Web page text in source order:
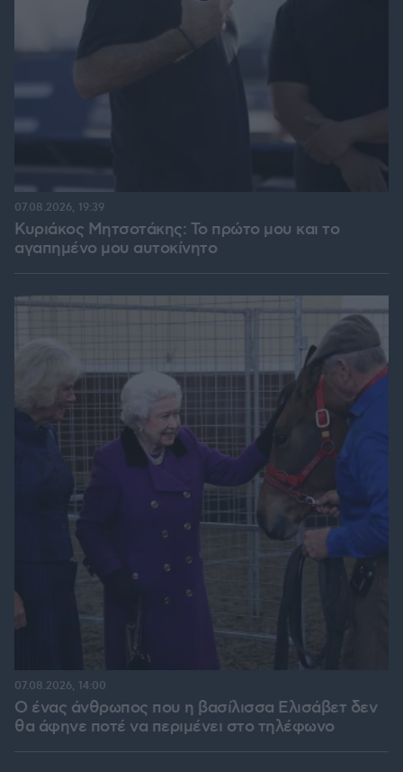
Κυριάκος Μητσοτάκης: Το πρώτο μου και το
αγαπημένο μου αυτοκίνητο
07.08.2026, 19:39
Ο ένας άνθρωπος που η βασίλισσα Ελισάβετ δεν
θα άφηνε ποτέ να περιμένει στο τηλέφωνο
07.08.2026, 14:00